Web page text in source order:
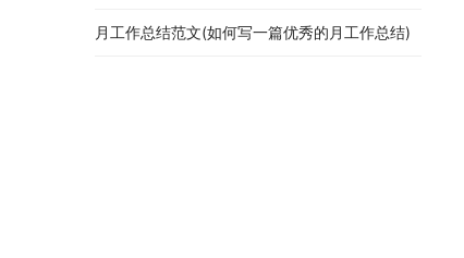
月工作总结范文(如何写一篇优秀的月工作总结)